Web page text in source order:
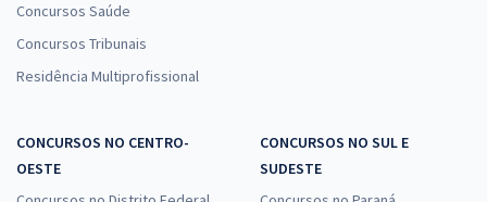
Concursos Saúde
Concursos Tribunais
Residência Multiprofissional
CONCURSOS NO CENTRO-
OESTE
CONCURSOS NO SUL E
SUDESTE